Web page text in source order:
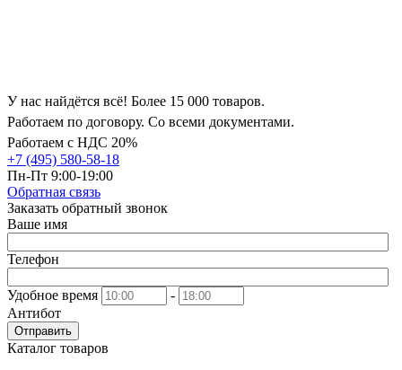
У нас найдётся всё! Более 15 000 товаров.
Работаем по договору. Со всеми документами.
Работаем с НДС 20%
+7 (495) 580-58-18
Пн-Пт 9:00-19:00
Обратная связь
Заказать обратный звонок
Ваше имя
Телефон
Удобное время
-
Антибот
Отправить
Каталог товаров